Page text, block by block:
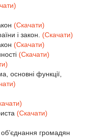
(Скачати)
і закон. (Скачати)
(Скачати)
(Скачати)
основні функції,
(Скачати)
громадян